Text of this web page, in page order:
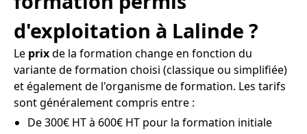
d'exploitation à Lalinde ?
Le prixde la formation change en fonction du
variante de formation choisi (classique ou simplifiée)
et également de l'organisme de formation. Les tarifs
sont généralement compris entre :
De 300€ HT à 600€ HT pour la formation initiale